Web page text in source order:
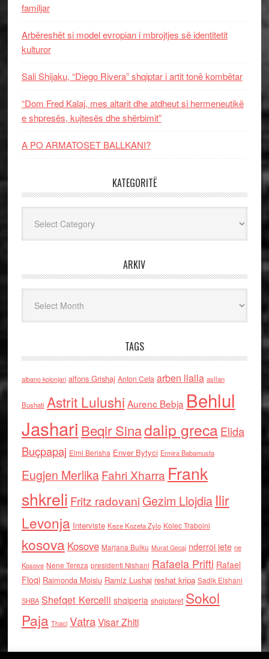
familjar
Arbëreshët si model evropian i mbrojtjes së identitetit
kulturor
Sali Shijaku, “Diego Rivera” shqiptar i artit tonë kombëtar
“Dom Fred Kalaj, mes altarit dhe atdheut si hermeneutikë
e shpresës, kujtesës dhe shërbimit”
A PO ARMATOSET BALLKANI?
KATEGORITË
ARKIV
TAGS
albano kolonjari alfons Grishaj Anton Cefa arben llalla asllan
Bushati Astrit Lulushi Aurenc Bebja Behlul
Jashari Beqir Sinadalip grecaElida
Buçpapaj Elmi Berisha Enver Bytyci Ermira Babamusta
Eugjen MerlikaFahri Xharra Frank
shkreli Fritz radovaniGezim Llojdia Ilir
Levonja Interviste Keze Kozeta Zylo Kolec Traboini
kosova Kosove Marjana Bulku Murat Gecaj nderroi jete ne
Kosove Nene Tereza presidenti Nishani Rafaela Prifti Rafael
Floqi Raimonda Moisiu Ramiz Lushaj reshat kripa Sadik Elshani
SHBA Shefqet Kercelli shqiperia shqiptaret Sokol
Paja Thaci VatraVisar Zhiti